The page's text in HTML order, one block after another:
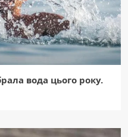
вода цього року.